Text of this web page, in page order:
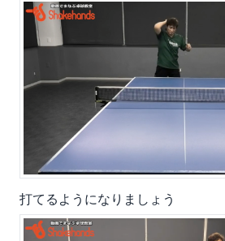
打てるようになりましょう